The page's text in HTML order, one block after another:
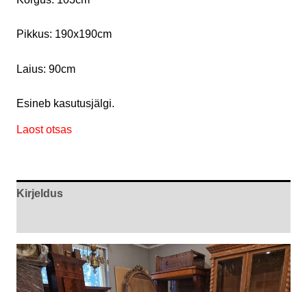
Pikkus: 190x190cm
Laius: 90cm
Esineb kasutusjälgi.
Laost otsas
Kirjeldus